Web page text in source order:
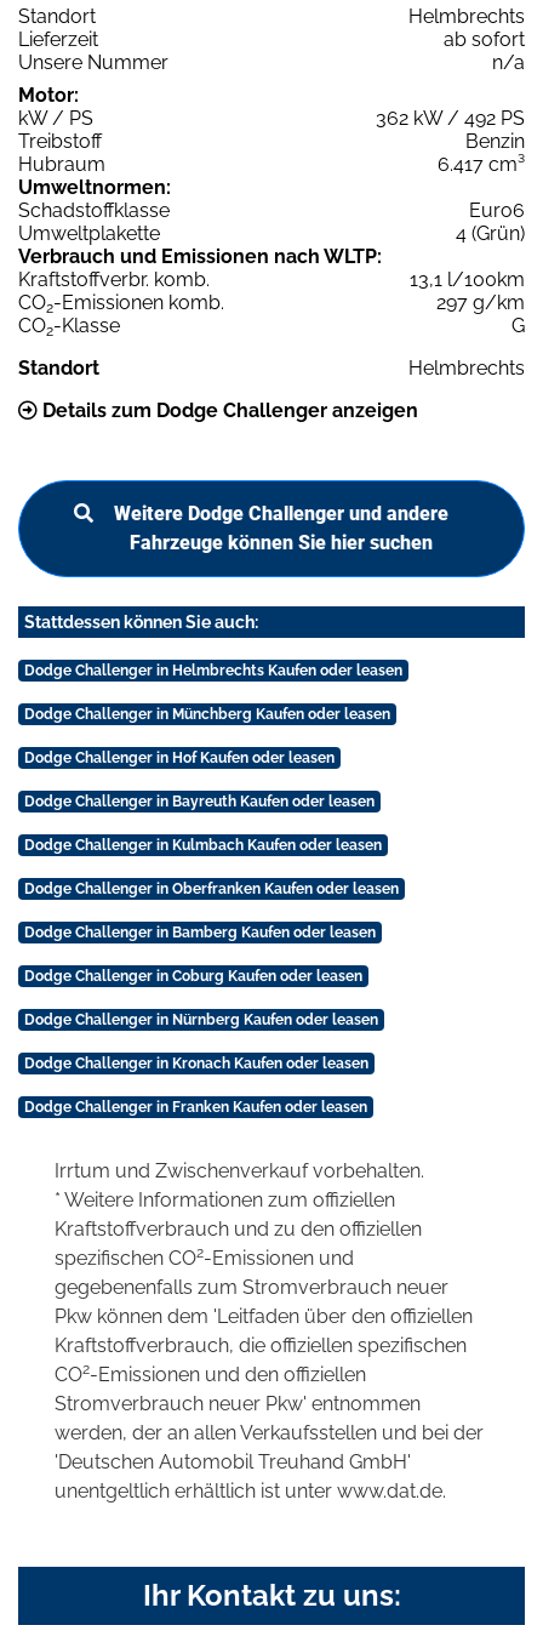
Standort
Helmbrechts
Lieferzeit
ab sofort
Unsere Nummer
n/a
Motor:
kW / PS
362 kW / 492 PS
Treibstoff
Benzin
Hubraum
6.417 cm³
Umweltnormen:
Schadstoffklasse
Euro6
Umweltplakette
4 (Grün)
Verbrauch und Emissionen nach WLTP:
Kraftstoffverbr. komb.
13,1 l/100km
CO2-Emissionen komb.
297 g/km
CO2-Klasse
G
Standort
Helmbrechts
Details zum Dodge Challenger anzeigen
Weitere Dodge Challenger und andere
Fahrzeuge können Sie hier suchen
Stattdessen können Sie auch:
Dodge Challenger in Helmbrechts Kaufen oder leasen
Dodge Challenger in Münchberg Kaufen oder leasen
Dodge Challenger in Hof Kaufen oder leasen
Dodge Challenger in Bayreuth Kaufen oder leasen
Dodge Challenger in Kulmbach Kaufen oder leasen
Dodge Challenger in Oberfranken Kaufen oder leasen
Dodge Challenger in Bamberg Kaufen oder leasen
Dodge Challenger in Coburg Kaufen oder leasen
Dodge Challenger in Nürnberg Kaufen oder leasen
Dodge Challenger in Kronach Kaufen oder leasen
Dodge Challenger in Franken Kaufen oder leasen
Irrtum und Zwischenverkauf vorbehalten.
* Weitere Informationen zum offiziellen
Kraftstoffverbrauch und zu den offiziellen
spezifischen CO2-Emissionen und
gegebenenfalls zum Stromverbrauch neuer
Pkw können dem 'Leitfaden über den offiziellen
Kraftstoffverbrauch, die offiziellen spezifischen
CO2-Emissionen und den offiziellen
Stromverbrauch neuer Pkw' entnommen
werden, der an allen Verkaufsstellen und bei der
'Deutschen Automobil Treuhand GmbH'
unentgeltlich erhältlich ist unter www.dat.de.
Ihr Kontakt zu uns: